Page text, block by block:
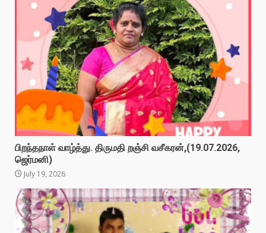
பிறந்தநாள் வாழ்த்து. திருமதி றஞ்சி வசீகரன்,(19.07.2026,
ஜெர்மனி)
July 19, 2026